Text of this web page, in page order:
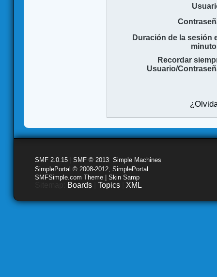
Duración de la sesión
Recordar
Usuario/
SMF 2.0.15 SMF © 2013 Simple Machines
SimplePortal © 2008-2012, SimplePortal
SMFSimple.com Theme | Skin Samp
Boards Topics XML